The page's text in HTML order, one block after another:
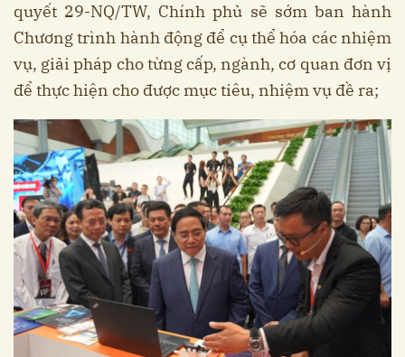
quyết 29-NQ/TW, Chính phủ sẽ sớm ban hành
Chương trình hành động để cụ thể hóa các nhiệm
vụ, giải pháp cho từng cấp, ngành, cơ quan đơn vị
để thực hiện cho được mục tiêu, nhiệm vụ đề ra;